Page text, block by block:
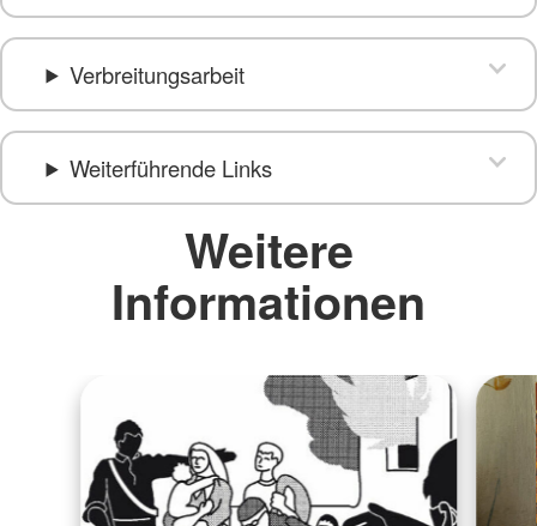
Verbreitungsarbeit
Weiterführende Links
Weitere
Informationen